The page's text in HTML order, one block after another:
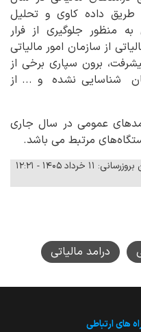
طریق داده کاوی و تحلیل
منظور جلوگیری از فرار
از سازمان امور مالیاتی
برون سپاری برخی از
شناسایی نشده و ... از
عمومی در سال جاری
مرتبط می باشد.
۱۱ خرداد ۱۴۰۵ - ۱۲:۲۱
درامد مالیاتی
های ارتباطی